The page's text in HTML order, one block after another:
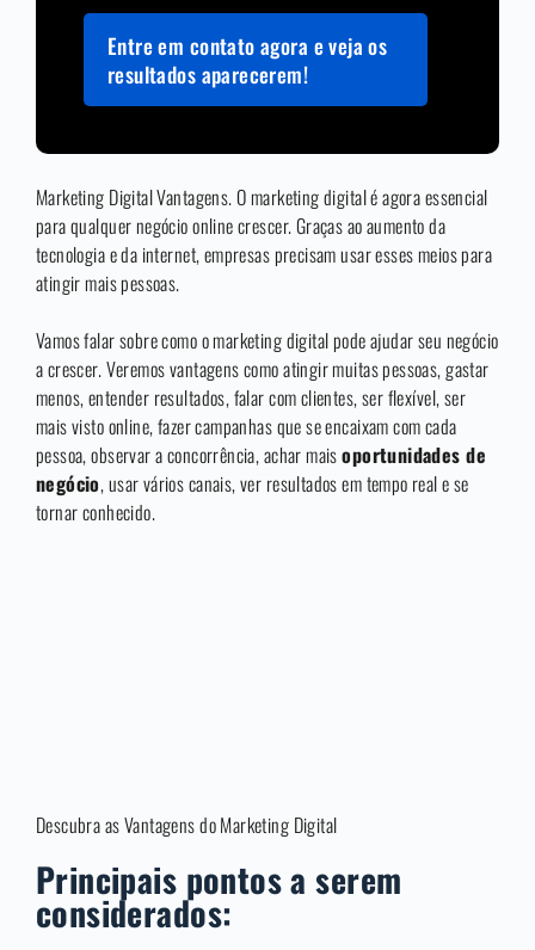
Entre em contato agora e veja os
resultados aparecerem!
Marketing Digital Vantagens. O marketing digital é agora essencial
para qualquer negócio online crescer. Graças ao aumento da
tecnologia e da internet, empresas precisam usar esses meios para
atingir mais pessoas.
Vamos falar sobre como o marketing digital pode ajudar seu negócio
a crescer. Veremos vantagens como atingir muitas pessoas, gastar
menos, entender resultados, falar com clientes, ser flexível, ser
mais visto online, fazer campanhas que se encaixam com cada
pessoa, observar a concorrência, achar maisoportunidades de
negócio, usar vários canais, ver resultados em tempo real e se
tornar conhecido.
Descubra as Vantagens do Marketing Digital
Principais pontos a serem
considerados: